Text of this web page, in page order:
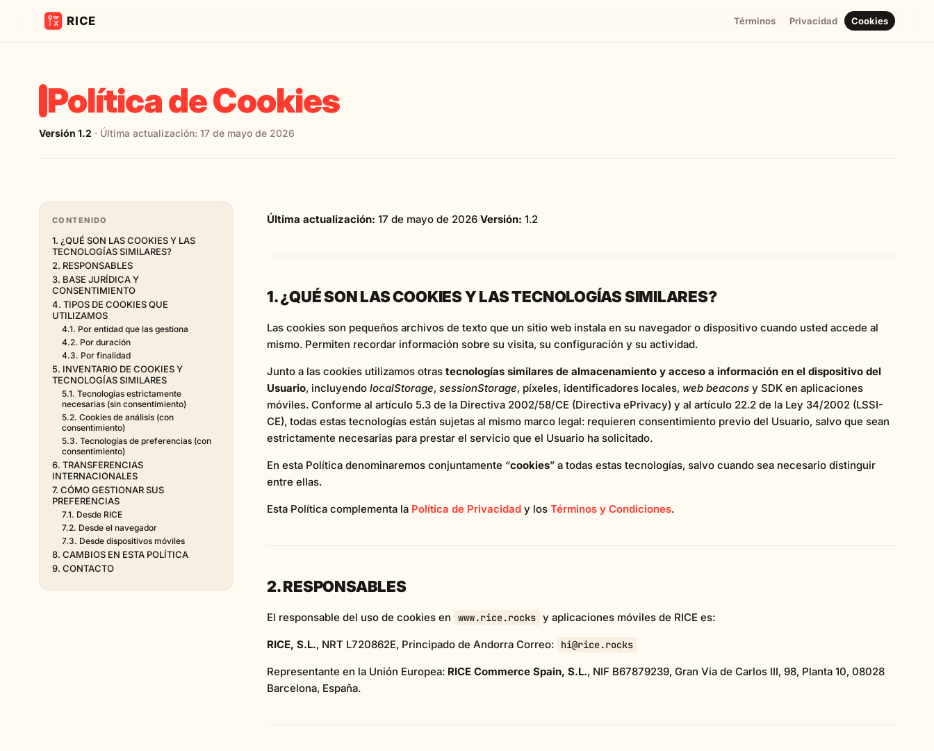
Términos Privacidad Cookies
Política de Cookies
Versión 1.2 · Última actualización: 17 de mayo de 2026
CONTENIDO
1. ¿QUÉ SON LAS COOKIES Y LAS
TECNOLOGÍAS SIMILARES?
2. RESPONSABLES
3. BASE JURÍDICA Y
CONSENTIMIENTO
4. TIPOS DE COOKIES QUE
UTILIZAMOS
4.1. Por entidad que las gestiona
4.2. Por duración
4.3. Por finalidad
5. INVENTARIO DE COOKIES Y
TECNOLOGÍAS SIMILARES
5.1. Tecnologías estrictamente
necesarias (sin consentimiento)
5.2. Cookies de análisis (con
consentimiento)
5.3. Tecnologías de preferencias (con
consentimiento)
6. TRANSFERENCIAS
INTERNACIONALES
7. CÓMO GESTIONAR SUS
PREFERENCIAS
7.1. Desde RICE
7.2. Desde el navegador
7.3. Desde dispositivos móviles
8. CAMBIOS EN ESTA POLÍTICA
9. CONTACTO
Última actualización: 17 de mayo de 2026 Versión: 1.2
1. ¿QUÉ SON LAS COOKIES Y LAS TECNOLOGÍAS SIMILARES?
Las cookies son pequeños archivos de texto que un sitio web instala en su navegador o dispositivo cuando usted accede al
mismo. Permiten recordar información sobre su visita, su configuración y su actividad.
Junto a las cookies utilizamos otras tecnologías similares de almacenamiento y acceso a información en el dispositivo del
Usuario, incluyendo localStorage, sessionStorage, píxeles, identificadores locales, web beacons y SDK en aplicaciones
móviles. Conforme al artículo 5.3 de la Directiva 2002/58/CE (Directiva ePrivacy) y al artículo 22.2 de la Ley 34/2002 (LSSI-
CE), todas estas tecnologías están sujetas al mismo marco legal: requieren consentimiento previo del Usuario, salvo que sean
estrictamente necesarias para prestar el servicio que el Usuario ha solicitado.
En esta Política denominaremos conjuntamente “cookies” a todas estas tecnologías, salvo cuando sea necesario distinguir
entre ellas.
Esta Política complementa la Política de Privacidad y los Términos y Condiciones.
2. RESPONSABLES
El responsable del uso de cookies en www.rice.rocks y aplicaciones móviles de RICE es:
RICE, S.L., NRT L720862E, Principado de Andorra Correo: hi@rice.rocks
Representante en la Unión Europea: RICE Commerce Spain, S.L., NIF B67879239, Gran Via de Carlos III, 98, Planta 10, 08028
Barcelona, España.